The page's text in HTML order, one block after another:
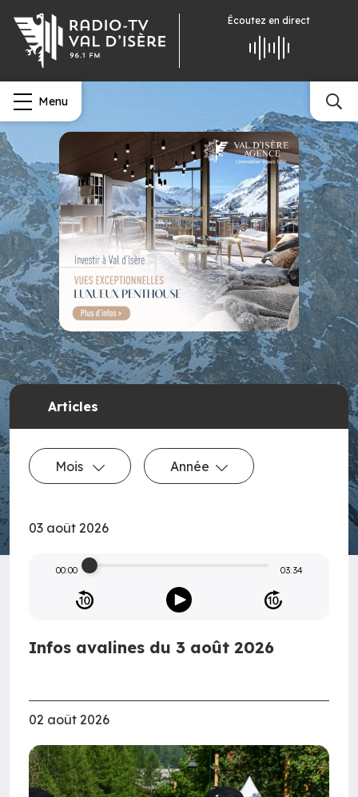
Écoutez en direct
Menu
Articles
Mois Année
03 août 2026
00:00 03:34
Infos avalines du 3 août 2026
02 août 2026